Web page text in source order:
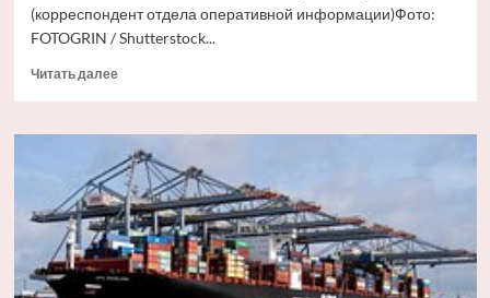
(корреспондент отдела оперативной информации)Фото:
FOTOGRIN / Shutterstock...
Читать далееПрочитать
Японские
автобренды
зарегистрировали
в
России
новые
товарные
знаки